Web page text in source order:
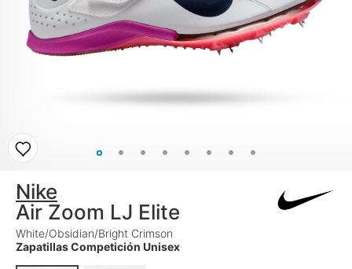
Nike
Air Zoom LJ Elite
White/Obsidian/Bright Crimson
Zapatillas Competición Unisex